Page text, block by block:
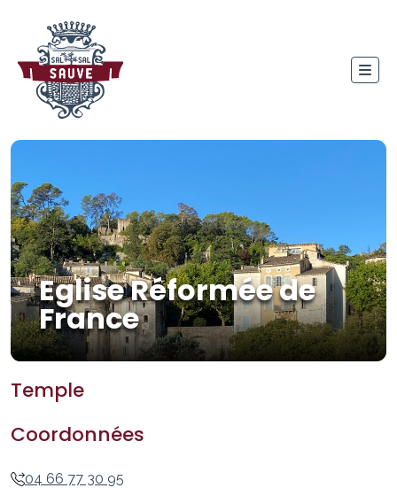
Eglise Réformée de
France
Temple
Coordonnées
04 66 77 30 95